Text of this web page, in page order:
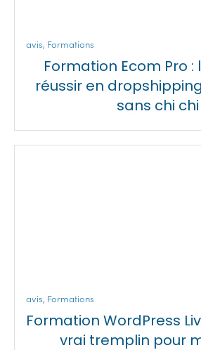
avis, Formations
Formation Ecom Pro :
réussir en
sans chi chi
avis, Formations
Formation WordPress
vrai tremplin pour